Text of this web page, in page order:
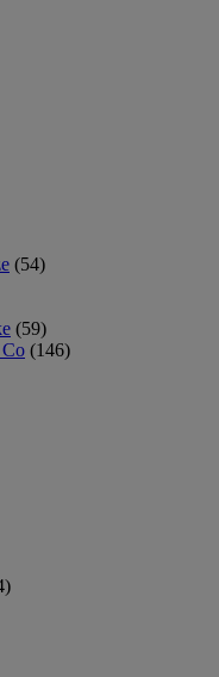
(54)
(59)
(146)